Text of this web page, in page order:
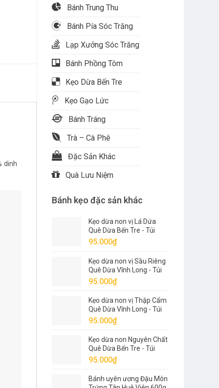
Bánh Trung Thu
Bánh Pía Sóc Trăng
Lạp Xưởng Sóc Trăng
Bánh Phồng Tôm
Kẹo Dừa Bến Tre
Kẹo Gạo Lức
Bánh Tráng
Trà – Cà Phê
Đặc Sản Khác
Quà Lưu Niệm
Bánh kẹo đặc sản khác
Kẹo dừa non vị Lá Dứa
Quê Dừa Bến Tre - Túi
500g
95.000₫
Kẹo dừa non vị Sầu Riêng
Quê Dừa Vĩnh Long - Túi
500g
95.000₫
Kẹo dừa non vị Thập Cẩm
Quê Dừa Vĩnh Long - Túi
500g
95.000₫
Kẹo dừa non Nguyên Chất
Quê Dừa Bến Tre - Túi
500g
95.000₫
Bánh uyên ương Đậu Môn
dinh